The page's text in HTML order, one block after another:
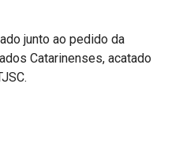
junto ao pedido da
Catarinenses, acatado